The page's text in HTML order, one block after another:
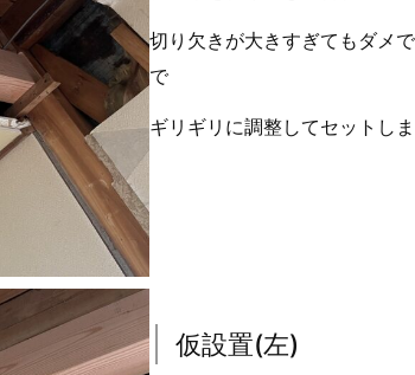
切り欠きが大きすぎてもダメ
で
ギリギリに調整してセットし
仮設置(左)